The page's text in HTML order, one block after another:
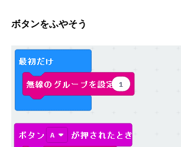
ボタンをふやそう